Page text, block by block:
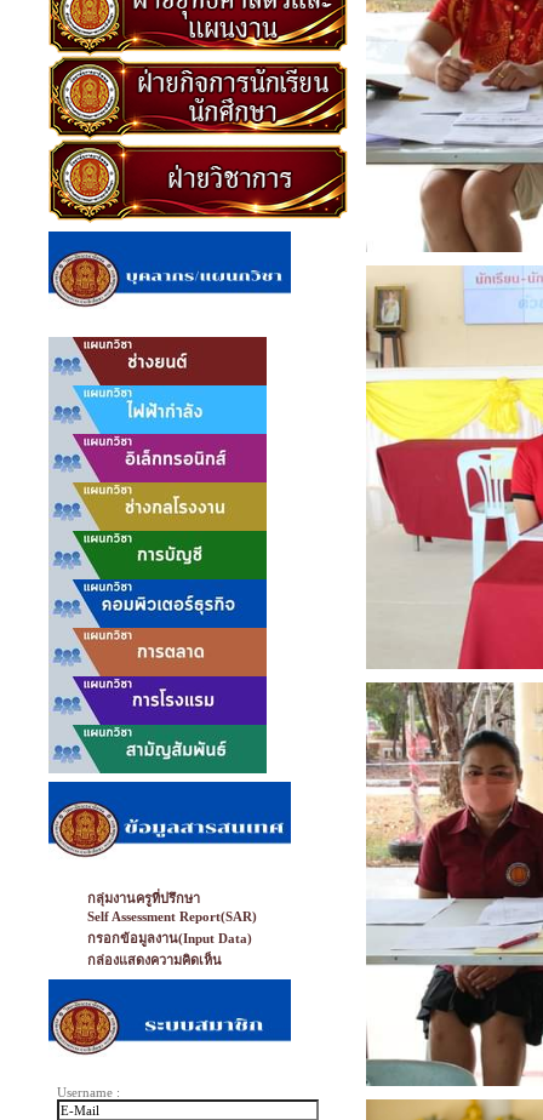
กลุ่มงานครูที่ปรึกษา
Self Assessment Report(SAR)
กรอกข้อมูลงาน(Input Data)
กล่องแสดงความคิดเห็น
Username :